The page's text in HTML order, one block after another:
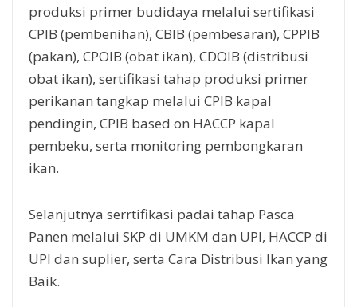
produksi primer budidaya melalui sertifikasi
CPIB (pembenihan), CBIB (pembesaran), CPPIB
(pakan), CPOIB (obat ikan), CDOIB (distribusi
obat ikan), sertifikasi tahap produksi primer
perikanan tangkap melalui CPIB kapal
pendingin, CPIB based on HACCP kapal
pembeku, serta monitoring pembongkaran
ikan.
Selanjutnya serrtifikasi padai tahap Pasca
Panen melalui SKP di UMKM dan UPI, HACCP di
UPI dan suplier, serta Cara Distribusi Ikan yang
Baik.